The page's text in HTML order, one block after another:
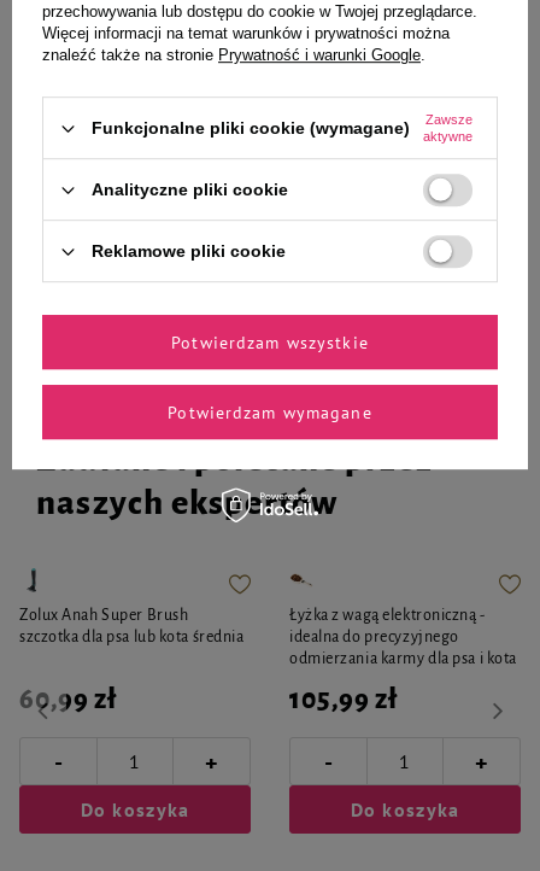
psa/kota czarny/szary 45 × 28 ×
286,99 zł
- +
Richer dla sierści szorstkiej 250
33,50 zł 134,00 zł / l
- +
Do koszyka
Zaufane i polecane przez
naszych ekspertów
Zolux Anah Super Brush
szczotka dla psa lub kota średnia
60,99 zł
- +
Do koszyka
Łyżka z wagą elektroniczną -
idealna do precyzyjnego
odmierzania karmy dla psa i kota
105,99 zł
- +
Do koszyka
przechowywania lub dostępu do cookie w Twojej przeglądarce.
Więcej informacji na temat warunków i prywatności można
znaleźć także na stronie Prywatność i warunki Google.
Funkcjonalne pliki cookie (wymagane)
Zawsze
aktywne
Analityczne pliki cookie
Reklamowe pliki cookie
Potwierdzam wymagane
Potwierdzam wszystkie